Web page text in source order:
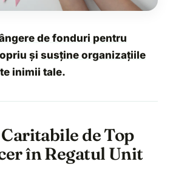
de fonduri pentru
și susține organizațiile
inimii tale.
de Top
în Regatul Unit